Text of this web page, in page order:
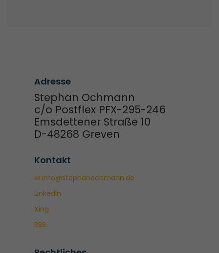
Adresse
Stephan Ochmann
c/o Postflex PFX-295-246
Emsdettener Straße 10
D-48268 Greven
Kontakt
✉ info@stephanochmann.de
LinkedIn
Xing
RSS